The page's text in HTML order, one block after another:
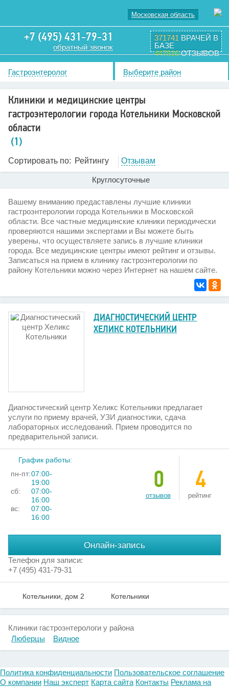
Московская область
+7 (495) 431-79-31
обратный звонок
371741 ВРАЧЕЙ В
БАЗЕ
447816ОТЗЫВОВ
Гастроэнтеролог Выберите район
Клиники и медицинские центры
гастроэнтерологии города Котельники Московской
области
(1)
Сортировать по: Рейтингу Отзывам
Круглосуточные
Вашему вниманию предаставлены лучшие клиники
гастроэнтерологии города Котельники в Московской
области. Все частные медицинские клиники периодически
проверяются нашими экспертами и Вы можете быть
уверены, что осуществляете запись в лучшие клиники
города. Все медицинские центры имеют рейтинг и отзывы.
Записаться на прием в клинику гастроэнтерологии по
району Котельники можно через Интернет на нашем сайте.
ДИАГНОСТИЧЕСКИЙ ЦЕНТР
ХЕЛИКС КОТЕЛЬНИКИ
Диагностический центр Хеликс Котельники предлагает
услуги по приему врачей, УЗИ диагностики, сдача
лабораторных исследований. Прием проводится по
предварительной записи.
График работы:
пн-пт:07:00-
19:00
сб:
07:00-
16:00
вс:
07:00-
16:00
0
отзывов
4
рейтинг
Онлайн-запись
Телефон для записи:
+7 (495) 431-79-31
Котельники, дом 2 Котельники
Клиники гастроэнтерологи у района
Люберцы
Видное
Политика конфиденциальности Пользовательское соглашение
О компании Наш эксперт Карта сайта Контакты Реклама на